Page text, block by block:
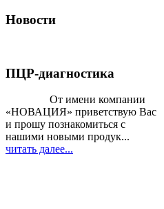
Новости
ПЦР-диагностика
От имени компании
«НОВАЦИЯ» приветствую Вас
и прошу познакомиться с
нашими новыми продук...
читать далее...